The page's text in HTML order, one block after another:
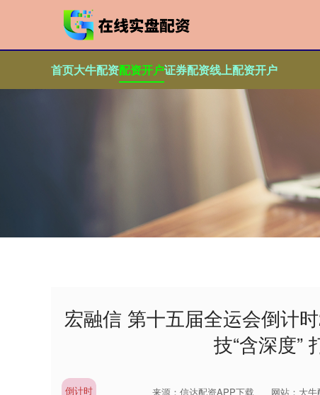
首页大牛配资配资开户证券配资线上配资开户
宏融信 第十五届全运会倒计
技“含深度”
倒计时 来源：信达配资APP下载 网站：大牛